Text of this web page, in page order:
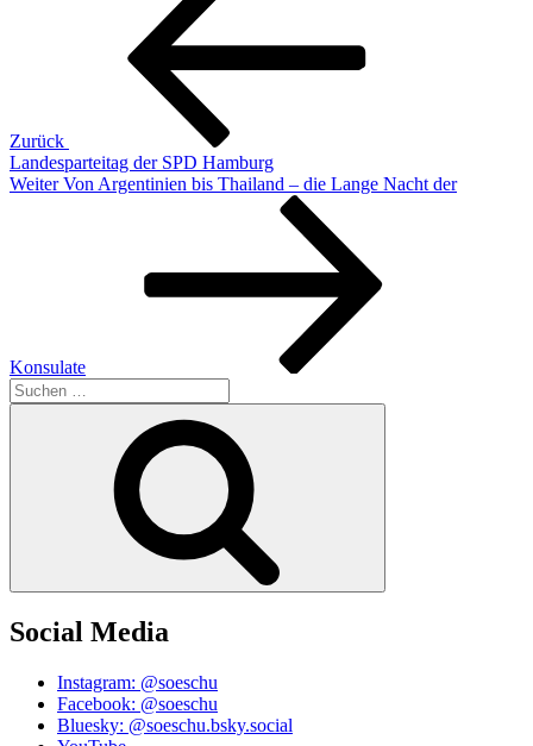
Zurück
Landesparteitag der SPD Hamburg
Nächster
Weiter Von Argentinien bis Thailand – die Lange Nacht der
Konsulate
Suchen
nach:
Social Media
Instagram: @soeschu
Facebook: @soeschu
Bluesky: @soeschu.bsky.social